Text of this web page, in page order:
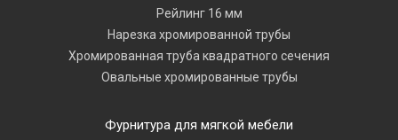
Рейлинг 16 мм
Нарезка хромированной трубы
Хромированная труба квадратного сечения
Овальные хромированные трубы
Фурнитура для мягкой мебели